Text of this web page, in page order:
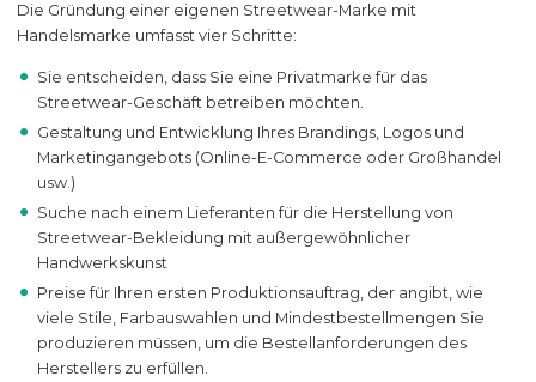
Die Gründung einer eigenen Streetwear-Marke mit
Handelsmarke umfasst vier Schritte:
Sie entscheiden, dass Sie eine Privatmarke für das
Streetwear-Geschäft betreiben möchten.
Gestaltung und Entwicklung Ihres Brandings, Logos und
Marketingangebots (Online-E-Commerce oder Großhandel
usw.)
Suche nach einem Lieferanten für die Herstellung von
Streetwear-Bekleidung mit außergewöhnlicher
Handwerkskunst
Preise für Ihren ersten Produktionsauftrag, der angibt, wie
viele Stile, Farbauswahlen und Mindestbestellmengen Sie
produzieren müssen, um die Bestellanforderungen des
Herstellers zu erfüllen.